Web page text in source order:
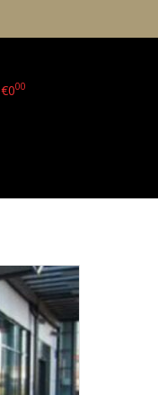
€000